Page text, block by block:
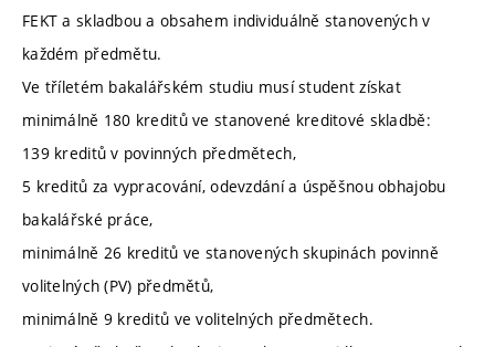
FEKT a skladbou a obsahem individuálně stanovených v
každém předmětu.
Ve tříletém bakalářském studiu musí student získat
minimálně 180 kreditů ve stanovené kreditové skladbě:
139 kreditů v povinných předmětech,
5 kreditů za vypracování, odevzdání a úspěšnou obhajobu
bakalářské práce,
minimálně 26 kreditů ve stanovených skupinách povinně
volitelných (PV) předmětů,
minimálně 9 kreditů ve volitelných předmětech.